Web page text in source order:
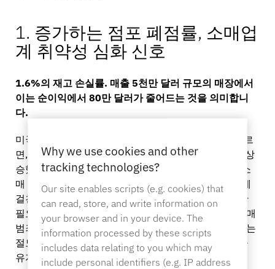
1. 증가하는 점포 폐점률, 소매업
계 취약성 심화 신호
1.6%의 재고 손실률. 매출 5천만 달러 규모의 매장에서
이는 순이익에서 80만 달러가 줄어드는 것을 의미합니
다.
미국소매협회(NRF)의 ‘전국 소매 보안 설문조사’에 따르
면, 2022년 소매업 재고 손실률은 1.4%에서 1.6%로 상
승했다. 평균 재고 손실률의 이러한 증가는 조직적인 소
매 절도를 정의하고 측정하기 어려운 점 등 업계 전반에
걸친 과제를 반영하며, 혁신적인 보안 솔루션의 시급한
필요성을 부각시키고 있다. 소매업체들은 조직적인 소매
범죄부터 정교한 직원 절도 수법에 이르기까지 진화하는
절도 수법에 직면해 있으며, 자산을 보호하고 수익성을
유지하기 위해 포괄적인 전략이 필요하다.
Why we use cookies and other
tracking technologies?
Our site enables scripts (e.g. cookies) that
can read, store, and write information on
your browser and in your device. The
information processed by these scripts
includes data relating to you which may
include personal identifiers (e.g. IP address